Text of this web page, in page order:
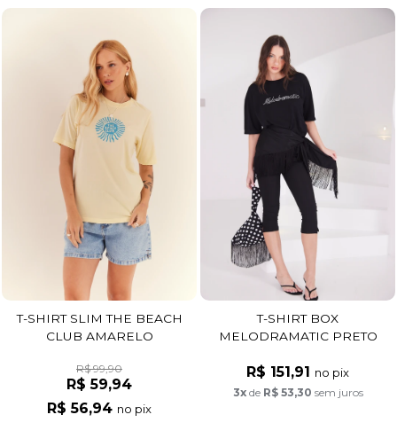
T-SHIRT SLIM THE BEACH
CLUB AMARELO
R$ 99,90
R$ 59,94
R$ 56,94 no pix
T-SHIRT BOX
MELODRAMATIC PRETO
R$ 151,91 no pix
3xde R$ 53,30 sem juros